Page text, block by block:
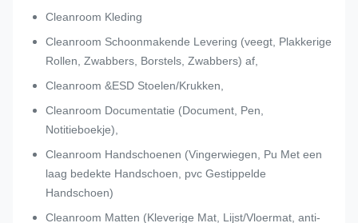
Cleanroom Kleding
Cleanroom Schoonmakende Levering (veegt, Plakkerige
Rollen, Zwabbers, Borstels, Zwabbers) af,
Cleanroom &ESD Stoelen/Krukken,
Cleanroom Documentatie (Document, Pen,
Notitieboekje),
Cleanroom Handschoenen (Vingerwiegen, Pu Met een
laag bedekte Handschoen, pvc Gestippelde
Handschoen)
Cleanroom Matten (Kleverige Mat, Lijst/Vloermat, anti-